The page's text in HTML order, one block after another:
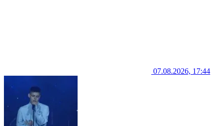
07.08.2026, 17:44